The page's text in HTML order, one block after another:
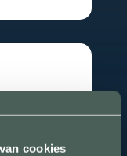
cookies